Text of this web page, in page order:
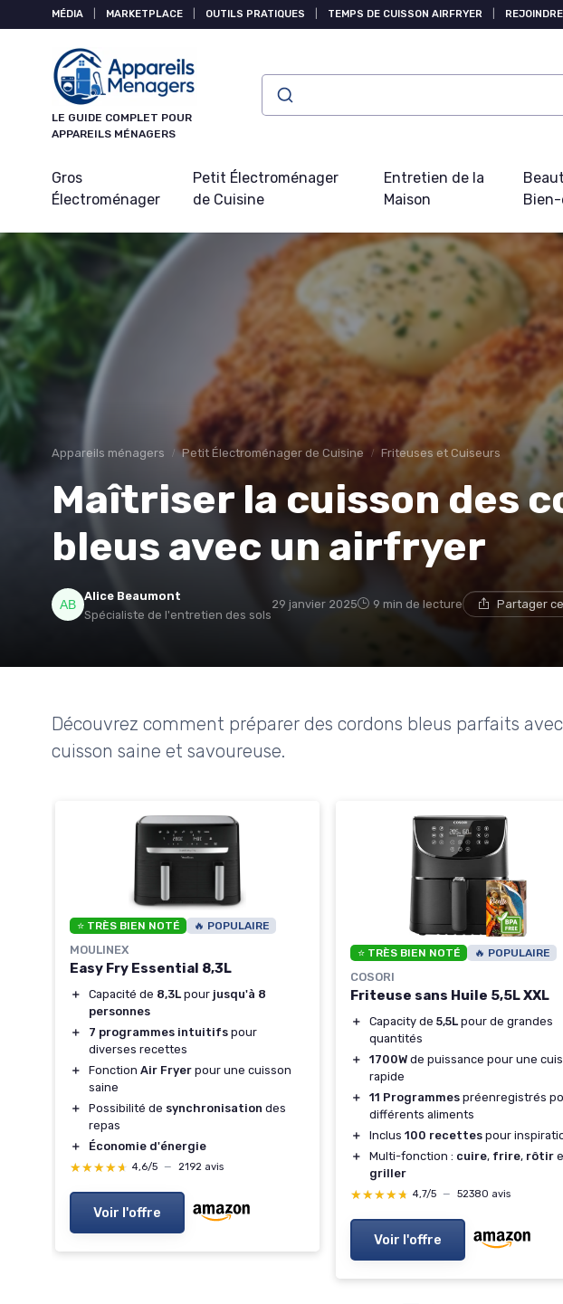
MÉDIA MARKETPLACE OUTILS PRATIQUES TEMPS DE CUISSON AIRFRYER
LE GUIDE COMPLET POUR
APPAREILS MÉNAGERS
Gros
Électroménager
Petit Électroménager
de Cuisine
Entretien de la
Maison
Appareils ménagers Petit Électroménager de Cuisine Friteuses et Cuiseurs
Maîtriser la cuisson des
bleus avec un airfryer
Alice Beaumont
Spécialiste de l'entretien des sols
29 janvier 2025 9 min de lecture Partager
Découvrez comment préparer des cordons bleus parfaits
cuisson saine et savoureuse.
⭐ TRÈS BIEN NOTÉ 🔥 POPULAIRE
MOULINEX
Easy Fry Essential 8,3L
＋ Capacité de 8,3L pour jusqu'à 8
personnes
＋
7 programmes intuitifs pour
diverses recettes
＋
Fonction Air Fryer pour une cuisson
saine
＋
Possibilité de synchronisation des
repas
＋
Économie d'énergie
★★★★★
★★★★★ 4,6/5 — 2192 avis
Voir l'offre
⭐ TRÈS BIEN NOTÉ 🔥 POPULAIRE
COSORI
Friteuse sans Huile 5,5L XXL
＋ Capacity de 5,5L pour de grandes
quantités
＋
1700W de puissance pour une
rapide
＋
11 Programmes préenregistrés
différents aliments
＋
Inclus 100 recettes pour
＋
Multi-fonction : cuire, frire, rôtir
griller
★★★★★
★★★★★ 4,7/5 — 52380 avis
Voir l'offre
Panneau de gestion des cookies